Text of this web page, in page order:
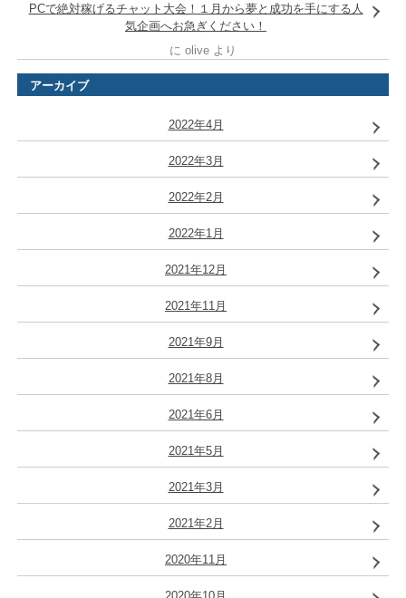
PCで絶対稼げるチャット大会！１月から夢と成功を手にする人
気企画へお急ぎください！
に olive より
アーカイブ
2022年4月
2022年3月
2022年2月
2022年1月
2021年12月
2021年11月
2021年9月
2021年8月
2021年6月
2021年5月
2021年3月
2021年2月
2020年11月